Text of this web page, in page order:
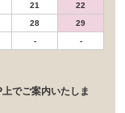
21
22
28
29
- -
でご案内いたしま